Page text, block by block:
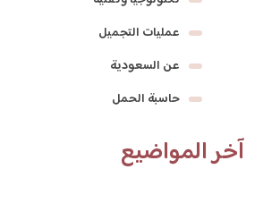
عمليات التجميل
عن السعودية
حاسبة الحمل
آخر المواضيع